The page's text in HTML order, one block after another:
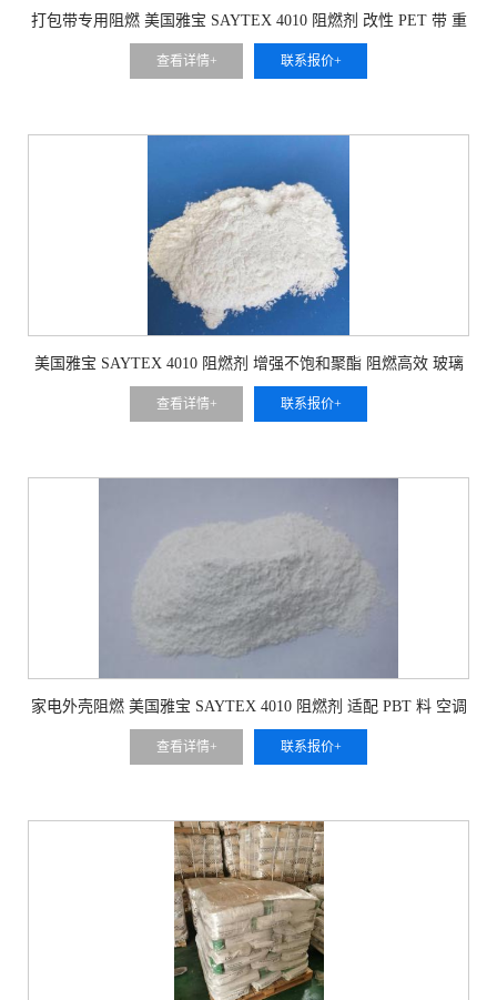
打包带专用阻燃 美国雅宝 SAYTEX 4010 阻燃剂 改性 PET 带 重
载物流防护
查看详情+ 联系报价+
美国雅宝 SAYTEX 4010 阻燃剂 增强不饱和聚酯 阻燃高效 玻璃
钢构件防火
查看详情+ 联系报价+
家电外壳阻燃 美国雅宝 SAYTEX 4010 阻燃剂 适配 PBT 料 空调
查看详情+ 联系报价+